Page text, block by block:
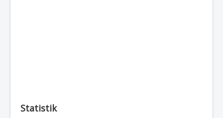
Statistik